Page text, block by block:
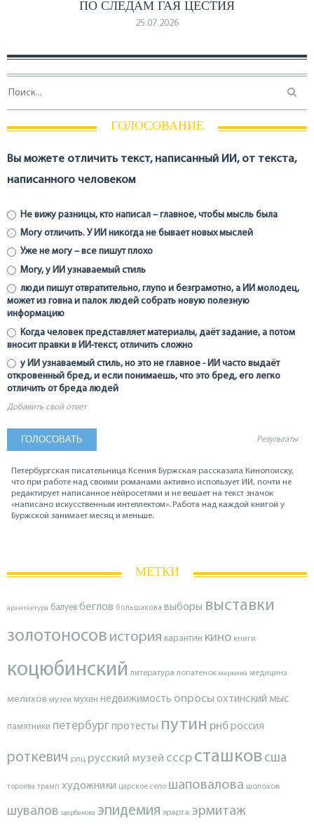
ПО СЛЕДАМ ГАЯ ЦЕСТИЯ
25.07.2026
ГОЛОСОВАНИЕ
Вы можете отличить текст, написанный ИИ, от текста,
написанного человеком
Не вижу разницы, кто написал – главное, чтобы мысль была
Могу отличить. У ИИ никогда не бывает новых мыслей
Уже не могу – все пишут плохо
Могу, у ИИ узнаваемый стиль
люди пишут отвратительно, глупо и безграмотно, а ИИ молодец,
может из говна и палок людей собрать новую полезную
информацию
Когда человек представляет материалы, даёт задание, а потом
вносит правки в ИИ-текст, отличить сложно
у ИИ узнаваемый стиль, но это не главное - ИИ часто выдаёт
откровенный бред, и если понимаешь, что это бред, его легко
отличить от бреда людей
Добавить свой ответ
Результаты
Петербургская писательница Ксения Буржская рассказала Кинопоиску,
что при работе над своими романами активно использует ИИ, почти не
редактирует написанное нейросетями и не вешает на текст значок
«написано искусственным интеллектом». Работа над каждой книгой у
Буржской занимает месяц и меньше.
МЕТКИ
архитектура балуев беглов большакова выборы выставки
золотоносов история карантин кино книги
коцюбинский литература лопатенок маркина медицина
мелихов музеи мухин недвижимость опросы охтинский мыс
памятники петербургпротесты путин рнброссия
роткевич рпц русский музей ссср сташков сша
тороева трамп художники царское село шаповалова шолохов
шувалов щербакова эпидемия эрарта эрмитаж